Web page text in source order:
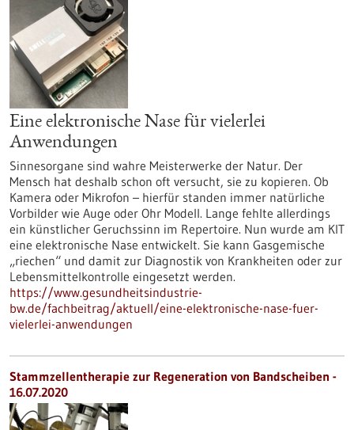
Eine elektronische Nase für vielerlei
Anwendungen
Sinnesorgane sind wahre Meisterwerke der Natur. Der
Mensch hat deshalb schon oft versucht, sie zu kopieren. Ob
Kamera oder Mikrofon – hierfür standen immer natürliche
Vorbilder wie Auge oder Ohr Modell. Lange fehlte allerdings
ein künstlicher Geruchssinn im Repertoire. Nun wurde am KIT
eine elektronische Nase entwickelt. Sie kann Gasgemische
„riechen“ und damit zur Diagnostik von Krankheiten oder zur
Lebensmittelkontrolle eingesetzt werden.
https://www.gesundheitsindustrie-
bw.de/fachbeitrag/aktuell/eine-elektronische-nase-fuer-
vielerlei-anwendungen
Stammzellentherapie zur Regeneration von Bandscheiben -
16.07.2020